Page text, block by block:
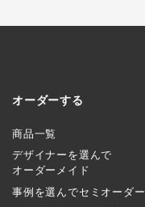
オーダーする
商品一覧
デザイナーを選んで
オーダーメイド
事例を選んでセミオーダー